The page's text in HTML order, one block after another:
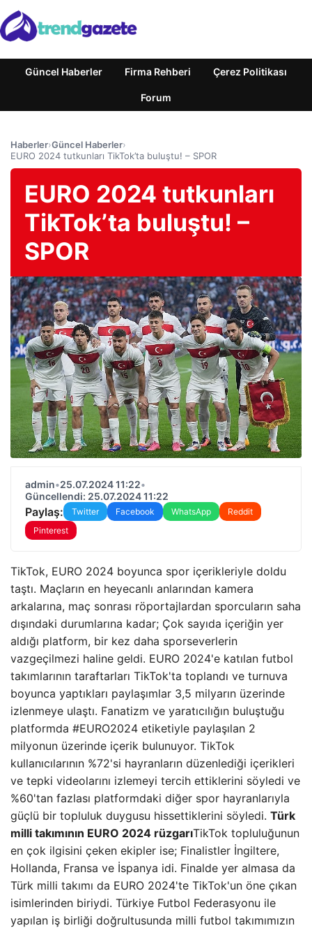
Güncel Haberler Firma Rehberi Çerez Politikası
Forum
Haberler›Güncel Haberler›
EURO 2024 tutkunları TikTok’ta buluştu! – SPOR
EURO 2024 tutkunları
TikTok’ta buluştu! –
SPOR
admin•25.07.2024 11:22•
Güncellendi: 25.07.2024 11:22
Paylaş: Twitter Facebook WhatsApp
Reddit
Pinterest
TikTok, EURO 2024 boyunca spor içerikleriyle doldu
taştı. Maçların en heyecanlı anlarından kamera
arkalarına, maç sonrası röportajlardan sporcuların saha
dışındaki durumlarına kadar; Çok sayıda içeriğin yer
aldığı platform, bir kez daha sporseverlerin
vazgeçilmezi haline geldi. EURO 2024'e katılan futbol
takımlarının taraftarları TikTok'ta toplandı ve turnuva
boyunca yaptıkları paylaşımlar 3,5 milyarın üzerinde
izlenmeye ulaştı. Fanatizm ve yaratıcılığın buluştuğu
platformda #EURO2024 etiketiyle paylaşılan 2
milyonun üzerinde içerik bulunuyor. TikTok
kullanıcılarının %72'si hayranların düzenlediği içerikleri
ve tepki videolarını izlemeyi tercih ettiklerini söyledi ve
%60'tan fazlası platformdaki diğer spor hayranlarıyla
güçlü bir topluluk duygusu hissettiklerini söyledi. Türk
milli takımının EURO 2024 rüzgarıTikTok topluluğunun
en çok ilgisini çeken ekipler ise; Finalistler İngiltere,
Hollanda, Fransa ve İspanya idi. Finalde yer almasa da
Türk milli takımı da EURO 2024'te TikTok'un öne çıkan
isimlerinden biriydi. Türkiye Futbol Federasyonu ile
yapılan iş birliği doğrultusunda milli futbol takımımızın